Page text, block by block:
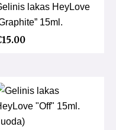
lakas HeyLove
15ml.
15.00